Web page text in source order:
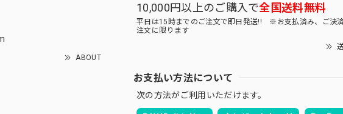
ABOUT
10,000円以上のご購入で全国送料無料
平日は15時までのご注文で即日発送!! ※お支払済み、ご決
注文に限ります
お支払い方法について
次の方法がご利用いただけます。